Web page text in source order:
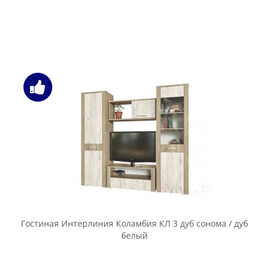
Гостиная Интерлиния Коламбия КЛ 3 дуб сонома / дуб
белый